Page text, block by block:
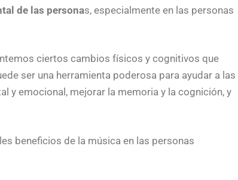
de las personas, especialmente en las personas
ciertos cambios físicos y cognitivos que
ser una herramienta poderosa para ayudar a las
y emocional, mejorar la memoria y la cognición, y
beneficios de la música en las personas